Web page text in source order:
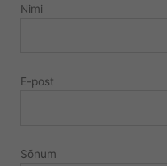
Nimi
E-post
Sõnum